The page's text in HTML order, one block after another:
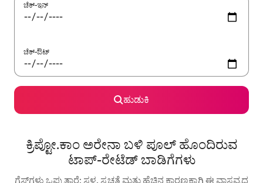
ಚೆಕ್-ಇನ್
ಚೆಕ್-ಔಟ್
ಹುಡುಕಿ
ಕ್ರಿಪ್ಟೋ.ಕಾಂ ಅರೇನಾ ಬಳಿ ಪೂಲ್ ಹೊಂದಿರುವ
ಟಾಪ್-ರೇಟೆಡ್ ಬಾಡಿಗೆಗಳು
ಗೆಸ್ಟ್‌ಗಳು ಒಪ್ಪುತ್ತಾರೆ: ಸ್ಥಳ, ಸ್ವಚ್ಛತೆ ಮತ್ತು ಹೆಚ್ಚಿನ ಕಾರಣಕ್ಕಾಗಿ ಈ ವಾಸ್ತವ್ಯದ